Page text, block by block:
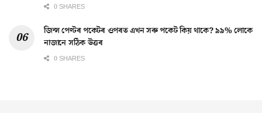
0 SHARES
জিন্স পেণ্টৰ পকেটৰ ওপৰত এখন সৰু পকেট কিয় থাকে? ৯৯% লোকে
নাজানে সঠিক উত্তৰ
0 SHARES